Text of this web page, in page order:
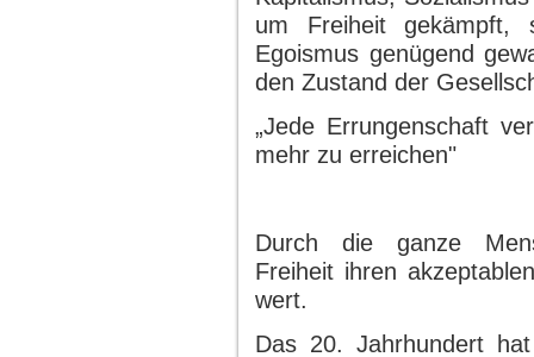
um Freiheit
Egoismus genügend
den Zustand der
„Jede Errungenschaft
mehr zu erreichen"
Durch die ganze
Freiheit ihren
wert.
Das 20. Jahrhundert